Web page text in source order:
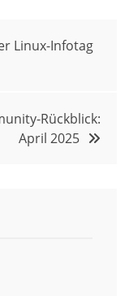
Linux-Infotag
Rückblick:
April 2025